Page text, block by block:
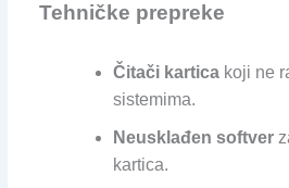
Tehničke prepreke
Čitači karticakoji ne
sistemima.
Neusklađen softver
kartica.